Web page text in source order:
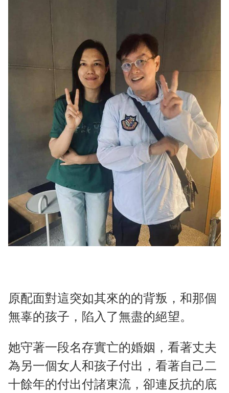
原配面對這突如其來的的背叛，和那個
無辜的孩子，陷入了無盡的絕望。
她守著一段名存實亡的婚姻，看著丈夫
為另一個女人和孩子付出，看著自己二
十餘年的付出付諸東流，卻連反抗的底